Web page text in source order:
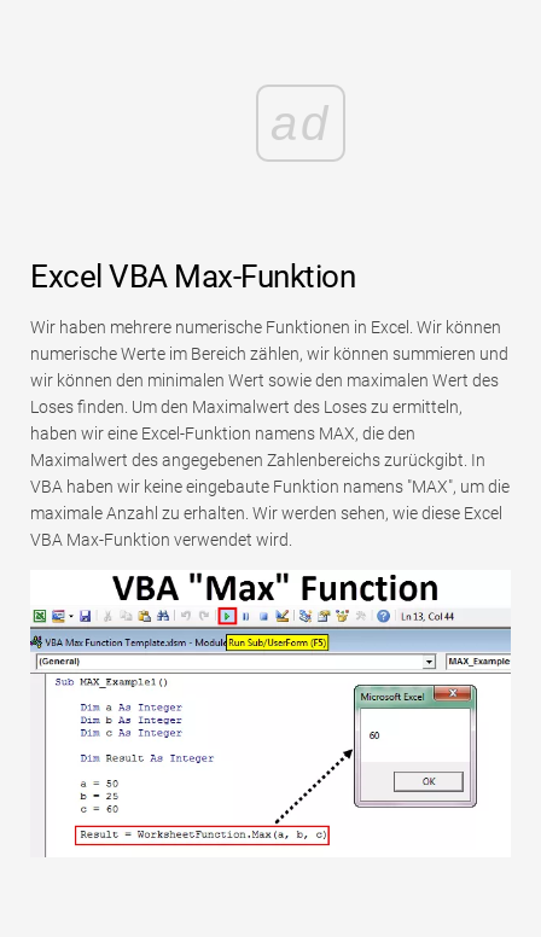
ad
Excel VBA Max-Funktion
Wir haben mehrere numerische Funktionen in Excel. Wir können
numerische Werte im Bereich zählen, wir können summieren und
wir können den minimalen Wert sowie den maximalen Wert des
Loses finden. Um den Maximalwert des Loses zu ermitteln,
haben wir eine Excel-Funktion namens MAX, die den
Maximalwert des angegebenen Zahlenbereichs zurückgibt. In
VBA haben wir keine eingebaute Funktion namens "MAX", um die
maximale Anzahl zu erhalten. Wir werden sehen, wie diese Excel
VBA Max-Funktion verwendet wird.